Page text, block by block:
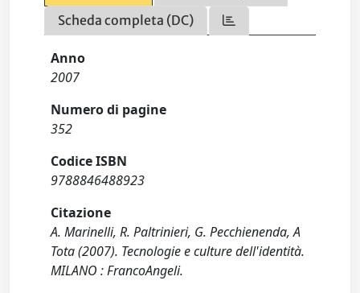
Scheda completa (DC)
Anno
2007
Numero di pagine
352
Codice ISBN
9788846488923
Citazione
A. Marinelli, R. Paltrinieri, G. Pecchienenda, A
Tota (2007). Tecnologie e culture dell'identità.
MILANO : FrancoAngeli.